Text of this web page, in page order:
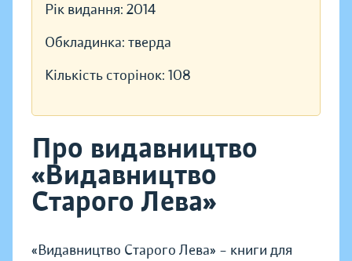
Рік видання: 2014
Обкладинка: тверда
Кількість сторінок: 108
Про видавництво
«Видавництво
Старого Лева»
«Видавництво Старого Лева» – книги для